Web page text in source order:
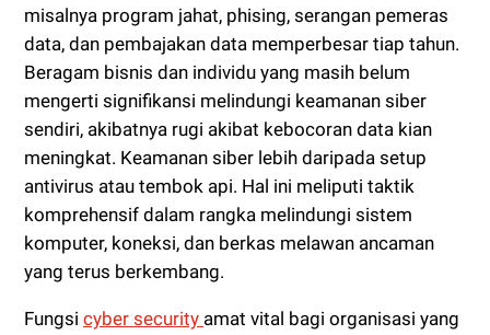
misalnya program jahat, phising, serangan pemeras
data, dan pembajakan data memperbesar tiap tahun.
Beragam bisnis dan individu yang masih belum
mengerti signifikansi melindungi keamanan siber
sendiri, akibatnya rugi akibat kebocoran data kian
meningkat. Keamanan siber lebih daripada setup
antivirus atau tembok api. Hal ini meliputi taktik
komprehensif dalam rangka melindungi sistem
komputer, koneksi, dan berkas melawan ancaman
yang terus berkembang.
Fungsi cyber security amat vital bagi organisasi yang